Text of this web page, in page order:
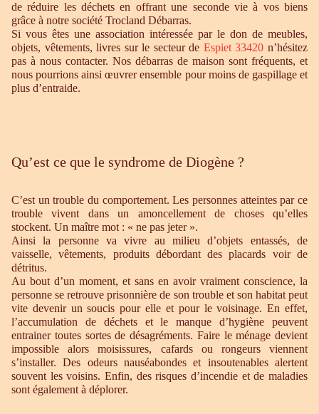
de réduire les déchets en offrant une seconde vie à vos biens
grâce à notre société Trocland Débarras.
Si vous êtes une association intéressée par le don de meubles,
objets, vêtements, livres sur le secteur de Espiet 33420n’hésitez
pas à nous contacter. Nos débarras de maison sont fréquents, et
nous pourrions ainsi œuvrer ensemble pour moins de gaspillage et
plus d’entraide.
Qu’est ce que le syndrome de Diogène ?
C’est un trouble du comportement. Les personnes atteintes par ce
trouble vivent dans un amoncellement de choses qu’elles
stockent. Un maître mot : « ne pas jeter ».
Ainsi la personne va vivre au milieu d’objets entassés, de
vaisselle, vêtements, produits débordant des placards voir de
détritus.
Au bout d’un moment, et sans en avoir vraiment conscience, la
personne se retrouve prisonnière de son trouble et son habitat peut
vite devenir un soucis pour elle et pour le voisinage. En effet,
l’accumulation de déchets et le manque d’hygiène peuvent
entrainer toutes sortes de désagréments. Faire le ménage devient
impossible alors moisissures, cafards ou rongeurs viennent
s’installer. Des odeurs nauséabondes et insoutenables alertent
souvent les voisins. Enfin, des risques d’incendie et de maladies
sont également à déplorer.